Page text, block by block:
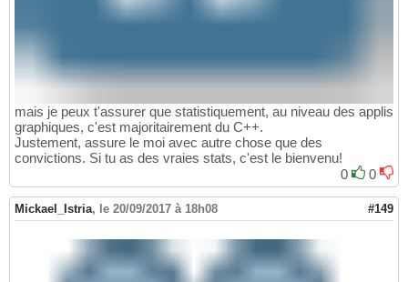
mais je peux t'assurer que statistiquement, au niveau des applis
graphiques, c'est majoritairement du C++.
Justement, assure le moi avec autre chose que des
convictions. Si tu as des vraies stats, c'est le bienvenu!
0
0
Mickael_Istria, le 20/09/2017 à 18h08 #149